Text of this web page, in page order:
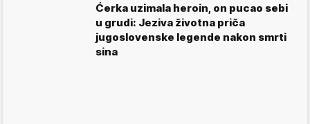
Ćerka uzimala heroin, on pucao sebi
u grudi: Jeziva životna priča
jugoslovenske legende nakon smrti
sina